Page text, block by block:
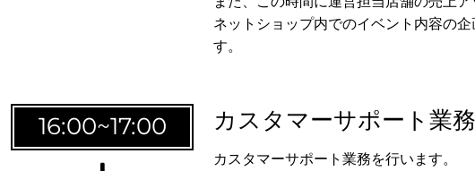
ネットショップ内でのイベント内容の
す。
16:00~17:00 カスタマーサポート業
カスタマーサポート業務を行います。